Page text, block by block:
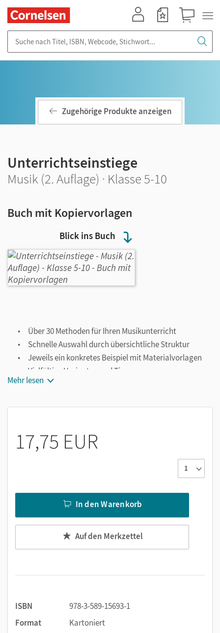
Blick ins Buch
Zugehörige Produkte anzeigen
Unterrichtseinstiege
Musik (2. Auflage) · Klasse 5-10
Buch mit Kopiervorlagen
Über 30 Methoden für Ihren Musikunterricht
Schnelle Auswahl durch übersichtliche Struktur
Jeweils ein konkretes Beispiel mit Materialvorlagen
Vielfältige Varianten und Tipps
Themenfelder: Musik machen, Musik erfinden, Musik
umsetzen
Mehr lesen
17,75 EUR
In den Warenkorb
Auf den Merkzettel
ISBN
978-3-589-15693-1
Format
Kartoniert